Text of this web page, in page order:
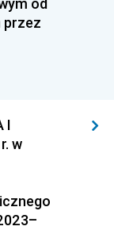
przez
I
w